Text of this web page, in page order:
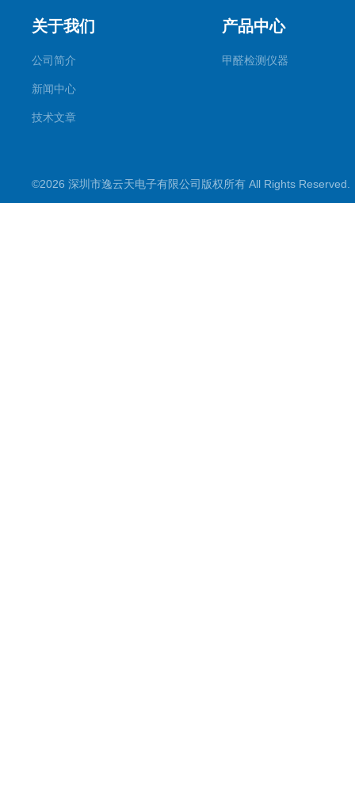
关于我们
公司简介
新闻中心
技术文章
产品中心
甲醛检测仪器
©2026 深圳市逸云天电子有限公司版权所有 All Rights